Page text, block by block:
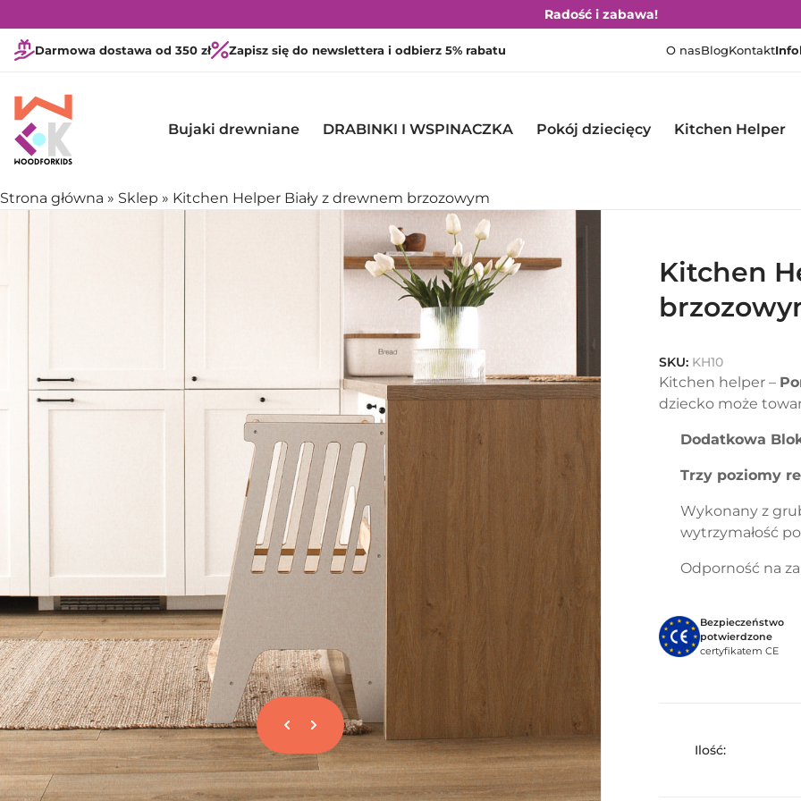
Radość i zabawa!
Darmowa dostawa od 350 zł Zapisz się do newslettera i odbierz 5% rabatu O nasBlogKontakt
Bujaki drewniane DRABINKI I WSPINACZKA Pokój dziecięcy Kitchen Helper
Strona główna » Sklep » Kitchen Helper Biały z drewnem brzozowym
Kitchen
SKU: KH10
Kitchen helper –
dziecko może
Dodatkowa
Trzy poziomy
Wykonany z
wytrzymałość
Odporność na
Bezpieczeństwo
potwierdzone
certyfikatem CE
Ilość: